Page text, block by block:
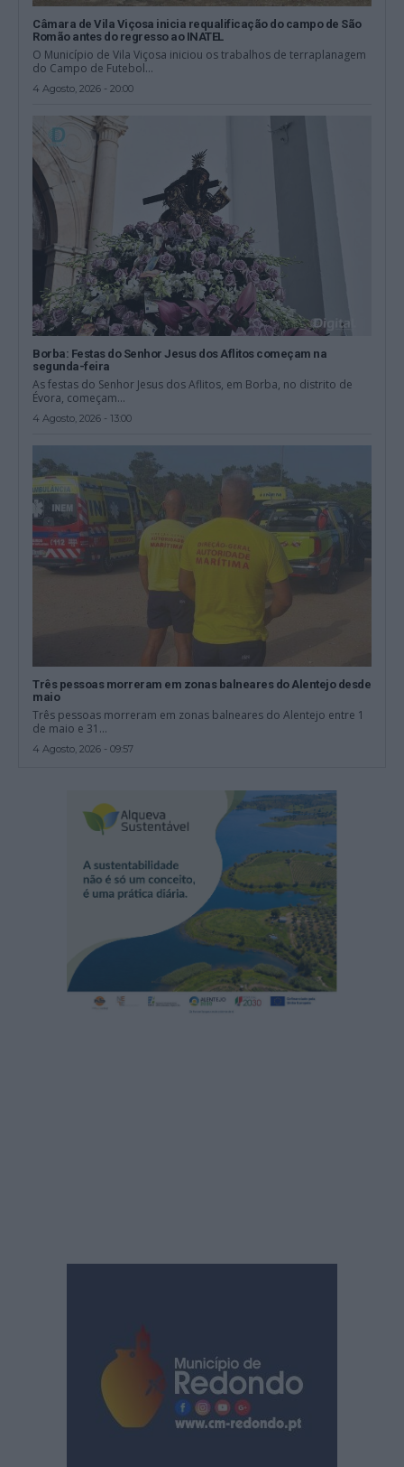
Câmara de Vila Viçosa inicia requalificação do campo de São
Romão antes do regresso ao INATEL
O Município de Vila Viçosa iniciou os trabalhos de terraplanagem
do Campo de Futebol...
4 Agosto, 2026 - 20:00
Borba: Festas do Senhor Jesus dos Aflitos começam na
segunda-feira
As festas do Senhor Jesus dos Aflitos, em Borba, no distrito de
Évora, começam...
4 Agosto, 2026 - 13:00
Três pessoas morreram em zonas balneares do Alentejo desde
maio
Três pessoas morreram em zonas balneares do Alentejo entre 1
de maio e 31...
4 Agosto, 2026 - 09:57